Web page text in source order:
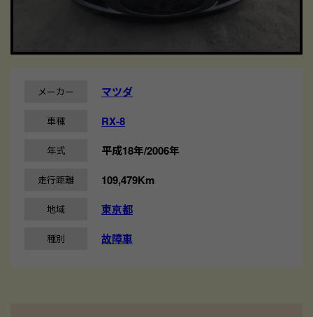
メーカー マツダ
車種 RX-8
年式 平成18年/2006年
走行距離 109,479Km
地域 東京都
種別 故障車